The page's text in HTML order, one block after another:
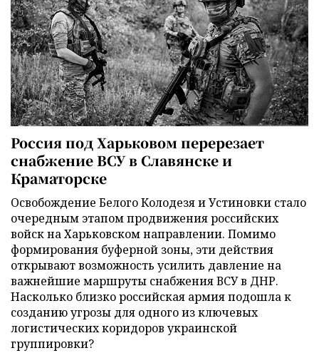
Россия под Харьковом перерезает
снабжение ВСУ в Славянске и
Краматорске
Освобождение Белого Колодезя и Устиновки стало
очередным этапом продвижения российских
войск на Харьковском направлении. Помимо
формирования буферной зоны, эти действия
открывают возможность усилить давление на
важнейшие маршруты снабжения ВСУ в ДНР.
Насколько близко российская армия подошла к
созданию угрозы для одного из ключевых
логистических коридоров украинской
группировки?